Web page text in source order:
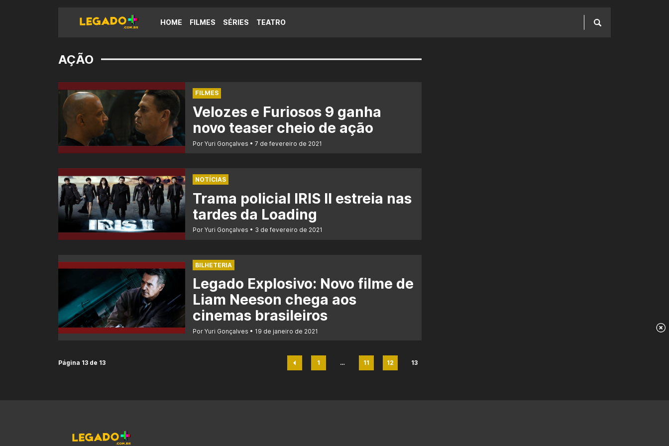
HOME FILMES SÉRIES TEATRO
AÇÃO
FILMES
Velozes e Furiosos 9 ganha
novo teaser cheio de ação
Por Yuri Gonçalves 7 de fevereiro de 2021
NOTÍCIAS
Trama policial IRIS II estreia nas
tardes da Loading
Por Yuri Gonçalves 3 de fevereiro de 2021
BILHETERIA
Legado Explosivo: Novo filme de
Liam Neeson chega aos
cinemas brasileiros
Por Yuri Gonçalves 19 de janeiro de 2021
Página 13 de 13
Página
1
…
Página
11
Página
12
13